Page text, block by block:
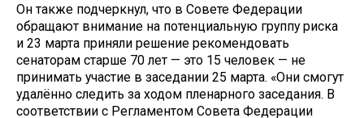
Он также подчеркнул, что в Совете Федерации
обращают внимание на потенциальную группу риска
и 23 марта приняли решение рекомендовать
сенаторам старше 70 лет — это 15 человек — не
принимать участие в заседании 25 марта. «Они смогут
удалённо следить за ходом пленарного заседания. В
соответствии с Регламентом Совета Федерации